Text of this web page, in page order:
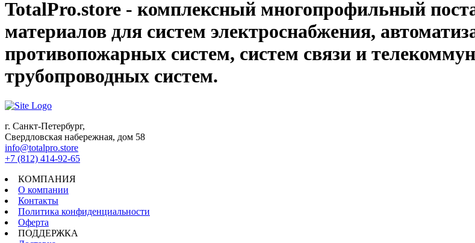
TotalPro.store - комплексный многопрофильный
материалов для систем электроснабжения,
противопожарных систем, систем связи и
трубопроводных систем.
г. Санкт-Петербург,
Свердловская набережная, дом 58
info@totalpro.store
+7 (812) 414-92-65
КОМПАНИЯ
О компании
Контакты
Политика конфиденциальности
Оферта
ПОДДЕРЖКА